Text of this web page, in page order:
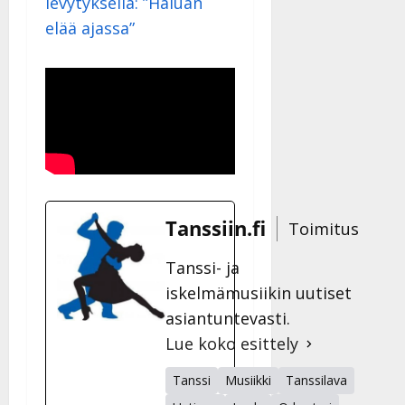
elää ajassa”
Tanssiin.fi
Toimitus
Tanssi- ja
iskelmämusiikin uutiset
asiantuntevasti.
Lue koko esittely
Tanssi Musiikki
Tanssilava